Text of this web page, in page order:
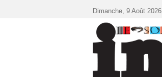
Dimanche, 9 Août 2026